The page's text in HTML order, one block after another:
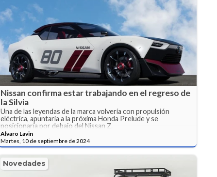
Nissan confirma estar trabajando en el regreso de
la Silvia
Una de las leyendas de la marca volvería con propulsión
eléctrica, apuntaría a la próxima Honda Prelude y se
posicionaría por debajo del Nissan Z.
Alvaro Lavin
Martes, 10 de septiembre de 2024
Novedades